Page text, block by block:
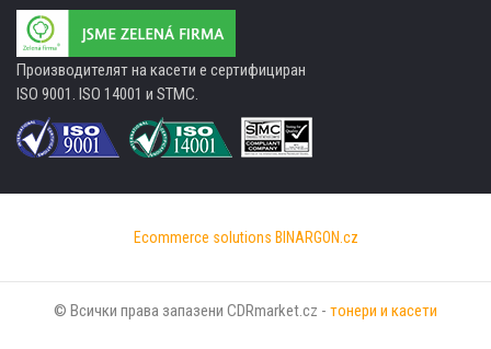
Производителят на касети е сертифициран
ISO 9001. ISO 14001 и STMC.
Ecommerce solutions BINARGON.cz
© Всички права запазени CDRmarket.cz - тонери и касети